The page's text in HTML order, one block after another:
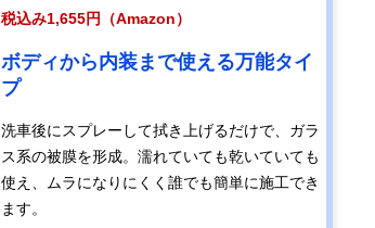
税込み1,655円（Amazon）
ボディから内装まで使える万能タイ
プ
洗車後にスプレーして拭き上げるだけで、ガラ
ス系の被膜を形成。濡れていても乾いていても
使え、ムラになりにくく誰でも簡単に施工でき
ます。